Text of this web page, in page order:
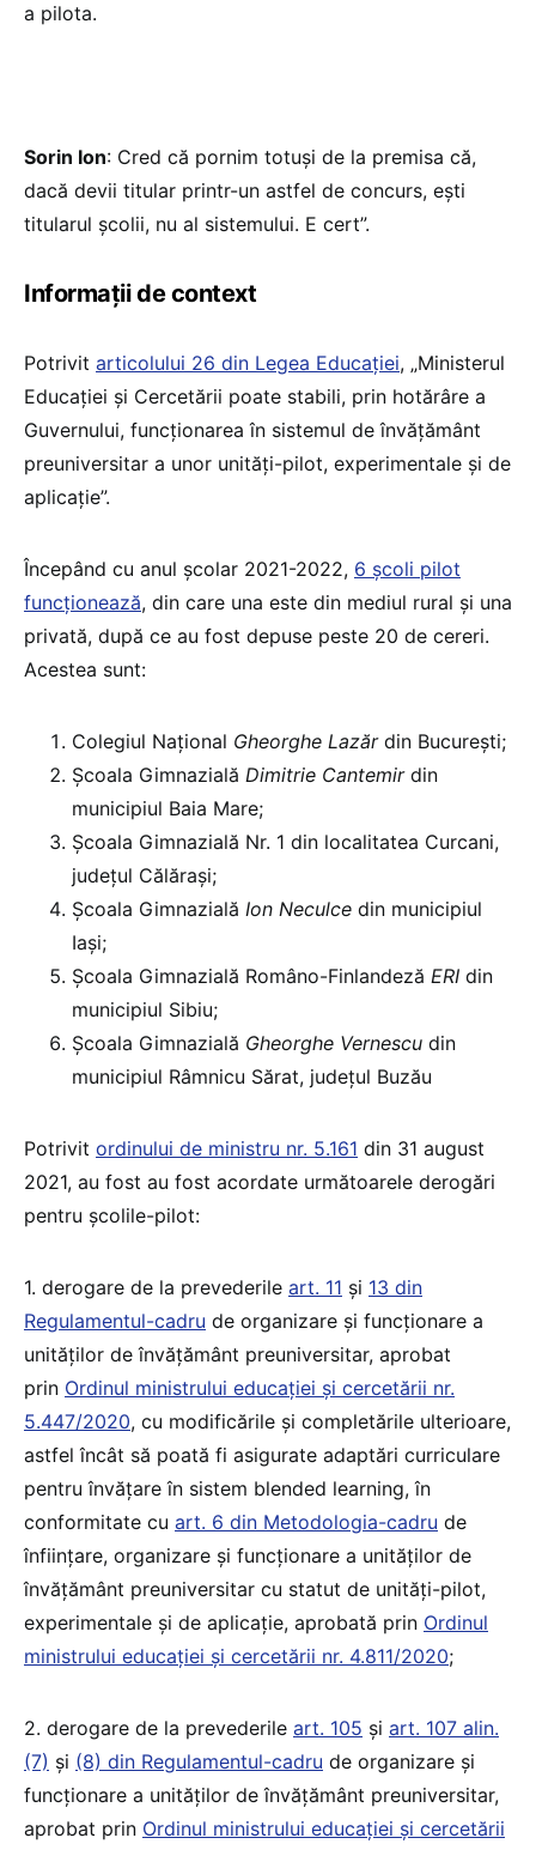
a pilota.
Sorin Ion: Cred că pornim totuși de la premisa că,
dacă devii titular printr-un astfel de concurs, ești
titularul școlii, nu al sistemului. E cert”.
Informații de context
Potrivit articolului 26 din Legea Educației, „Ministerul
Educației și Cercetării poate stabili, prin hotărâre a
Guvernului, funcționarea în sistemul de învățământ
preuniversitar a unor unități-pilot, experimentale și de
aplicație”.
Începând cu anul școlar 2021-2022, 6 școli pilot
funcționează, din care una este din mediul rural și una
privată, după ce au fost depuse peste 20 de cereri.
Acestea sunt:
Colegiul Național Gheorghe Lazărdin București;
Școala Gimnazială Dimitrie Cantemirdin
municipiul Baia Mare;
Școala Gimnazială Nr. 1 din localitatea Curcani,
județul Călărași;
Școala Gimnazială Ion Neculce din municipiul
Iași;
Școala Gimnazială Româno-Finlandeză ERI din
municipiul Sibiu;
Școala Gimnazială Gheorghe Vernescu din
municipiul Râmnicu Sărat, județul Buzău
Potrivit ordinului de ministru nr. 5.161 din 31 august
2021, au fost au fost acordate următoarele derogări
pentru școlile-pilot:
1. derogare de la prevederile art. 11 și 13 din
Regulamentul-cadru de organizare și funcționare a
unităților de învățământ preuniversitar, aprobat
prin Ordinul ministrului educației și cercetării nr.
5.447/2020, cu modificările și completările ulterioare,
astfel încât să poată fi asigurate adaptări curriculare
pentru învățare în sistem blended learning, în
conformitate cu art. 6 din Metodologia-cadru de
înființare, organizare și funcționare a unităților de
învățământ preuniversitar cu statut de unități-pilot,
experimentale și de aplicație, aprobată prin Ordinul
ministrului educației și cercetării nr. 4.811/2020;
2. derogare de la prevederile art. 105 și art. 107 alin.
(7) și (8) din Regulamentul-cadru de organizare și
funcționare a unităților de învățământ preuniversitar,
aprobat prin Ordinul ministrului educației și cercetării